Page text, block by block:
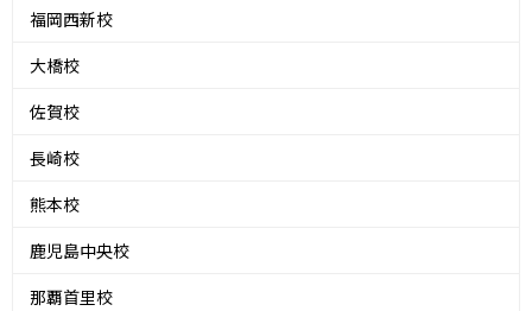
福岡西新校
大橋校
佐賀校
長崎校
熊本校
鹿児島中央校
那覇首里校